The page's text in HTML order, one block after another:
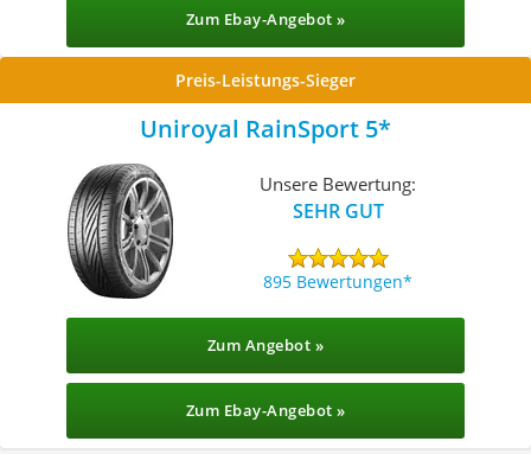
Zum Ebay-Angebot »
Preis-Leistungs-Sieger
Uniroyal RainSport 5
Unsere Bewertung:
SEHR GUT
895 Bewertungen
Zum Angebot »
Zum Ebay-Angebot »